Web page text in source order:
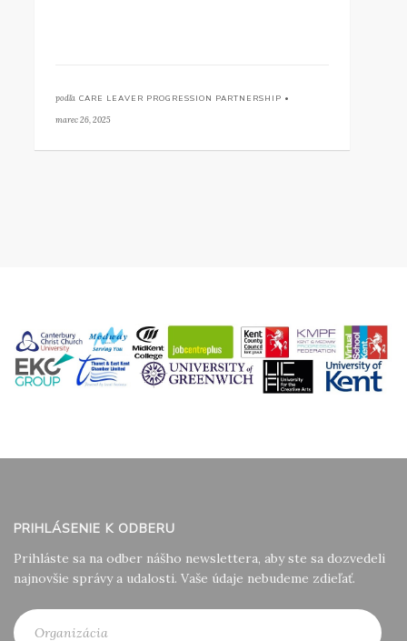
podľa CARE LEAVER PROGRESSION PARTNERSHIP •
marec 26, 2025
PRIHLÁSENIE K ODBERU
Prihláste sa na odber nášho newslettera, aby ste sa dozvedeli
najnovšie správy a udalosti. Vaše údaje nebudeme zdieľať.